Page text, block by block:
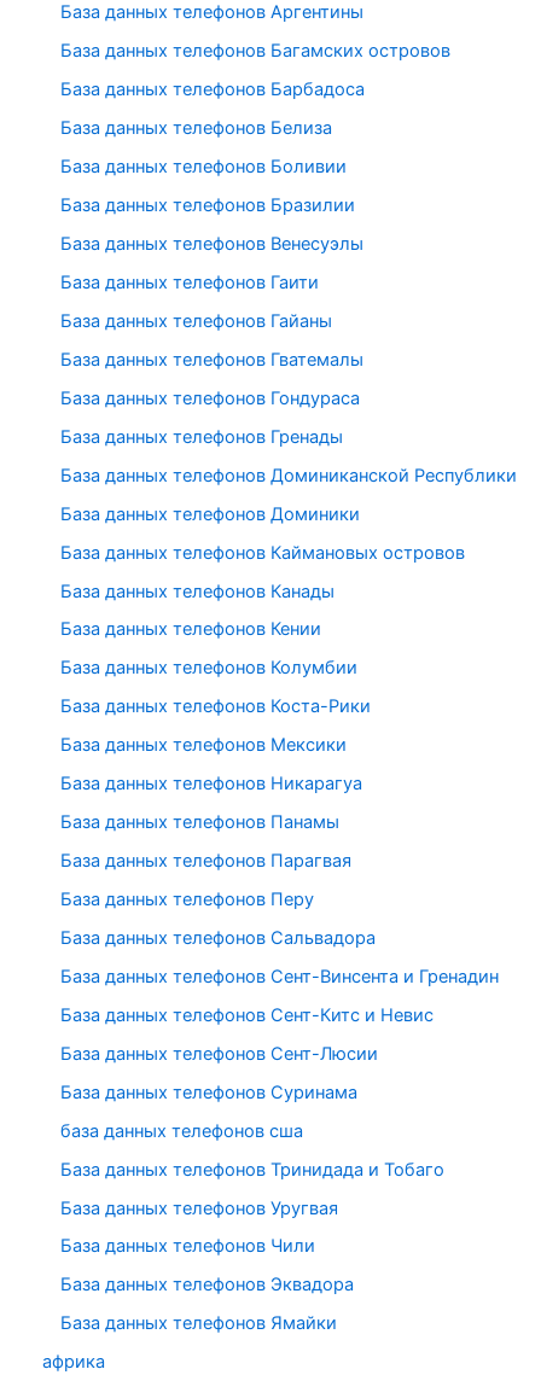
База данных телефонов Аргентины
База данных телефонов Багамских островов
База данных телефонов Барбадоса
База данных телефонов Белиза
База данных телефонов Боливии
База данных телефонов Бразилии
База данных телефонов Венесуэлы
База данных телефонов Гаити
База данных телефонов Гайаны
База данных телефонов Гватемалы
База данных телефонов Гондураса
База данных телефонов Гренады
База данных телефонов Доминиканской Республики
База данных телефонов Доминики
База данных телефонов Каймановых островов
База данных телефонов Канады
База данных телефонов Кении
База данных телефонов Колумбии
База данных телефонов Коста-Рики
База данных телефонов Мексики
База данных телефонов Никарагуа
База данных телефонов Панамы
База данных телефонов Парагвая
База данных телефонов Перу
База данных телефонов Сальвадора
База данных телефонов Сент-Винсента и Гренадин
База данных телефонов Сент-Китс и Невис
База данных телефонов Сент-Люсии
База данных телефонов Суринама
база данных телефонов сша
База данных телефонов Тринидада и Тобаго
База данных телефонов Уругвая
База данных телефонов Чили
База данных телефонов Эквадора
База данных телефонов Ямайки
африка